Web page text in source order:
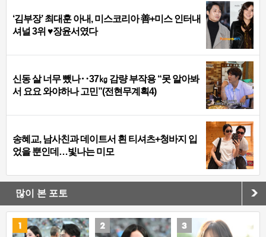
‘김부장’ 최대훈 아내, 미스코리아 善+미스 인터내
셔널 3위 ♥장윤서였다
신동 살 너무 뺐나‥37㎏ 감량 부작용 “못 알아봐
서 요요 와야하나 고민”(전현무계획4)
송혜교, 남사친과 데이트서 흰 티셔츠+청바지 입
었을 뿐인데…빛나는 미모
많이 본 포토